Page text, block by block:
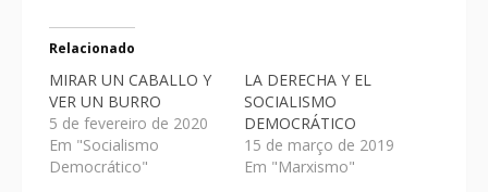
Relacionado
MIRAR UN CABALLO Y
VER UN BURRO
5 de fevereiro de 2020
Em "Socialismo
Democrático"
LA DERECHA Y EL
SOCIALISMO
DEMOCRÁTICO
15 de março de 2019
Em "Marxismo"